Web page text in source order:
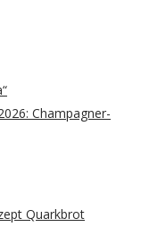
Champagner-
Quarkbrot